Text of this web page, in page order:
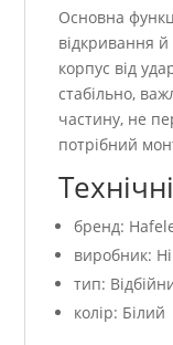
Основна
відкривання й
корпус від
стабільно,
частину, не
потрібний
бренд:
виробник:
тип:
колір: Білий